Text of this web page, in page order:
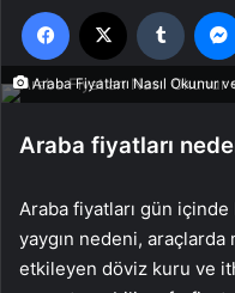
Facebook Tumblr
Araba Fiyatları Nasıl Okunur
Araba fiyatları
Araba fiyatları gün
yaygın nedeni, araçlarda
etkileyen döviz kuru ve